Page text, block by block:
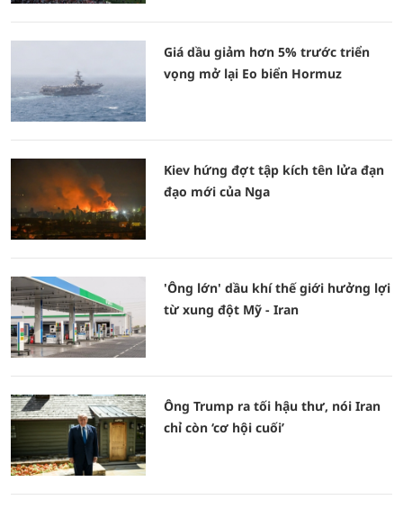
Giá dầu giảm hơn 5% trước triển
vọng mở lại Eo biển Hormuz
Kiev hứng đợt tập kích tên lửa đạn
đạo mới của Nga
'Ông lớn' dầu khí thế giới hưởng lợi
từ xung đột Mỹ - Iran
Ông Trump ra tối hậu thư, nói Iran
chỉ còn ‘cơ hội cuối’